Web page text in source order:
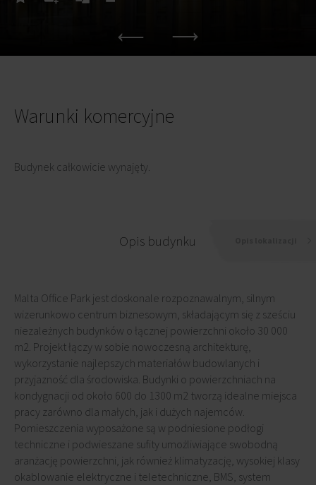
Warunki komercyjne
Budynek całkowicie wynajęty.
Opis budynku
Malta Office Park jest doskonale rozpoznawalnym, silnym
wizerunkowo centrum biznesowym, składającym się z sześciu
niezależnych budynków o łącznej powierzchni około 30 000
m2. Projekt łączy w sobie nowoczesną architekturę,
wykorzystanie najlepszych materiałów budowlanych i
przyjazność dla środowiska. Budynki o powierzchniach na
kondygnacji od około 600 do 1300 m2 tworzą idealne miejsca
pracy zarówno dla małych, jak i dużych najemców.
Pomieszczenia wyposażone są w podniesione podłogi
techniczne i podwieszane sufity umożliwiające swobodną
aranżację powierzchni, jak również klimatyzację, wysokiej klasy
okablowanie elektryczne i teletechniczne, BMS, system